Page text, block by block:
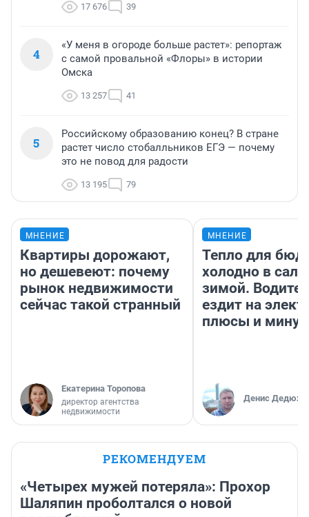
17 676 39
4
«У меня в огороде больше растет»: репортаж
с самой провальной «Флоры» в истории
Омска
13 257 41
5
Российскому образованию конец? В стране
растет число стобалльников ЕГЭ — почему
это не повод для радости
13 195 79
МНЕНИЕ
Квартиры дорожают,
но дешевеют: почему
рынок недвижимости
сейчас такой странный
Екатерина Торопова
директор агентства
недвижимости
МНЕНИЕ
Тепло для
холодно в
зимой.
ездит на
плюсы и
Денис
РЕКОМЕНДУЕМ
«Четырех мужей потеряла»: Прохор
Шаляпин проболтался о новой